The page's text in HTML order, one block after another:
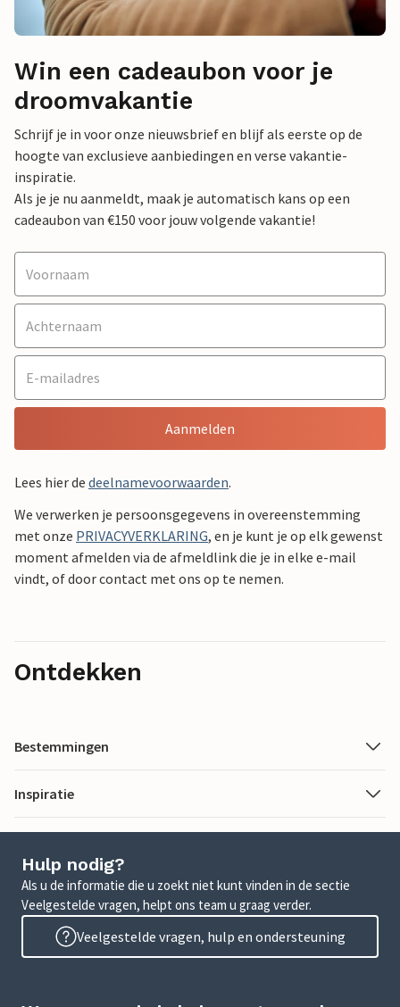
Win een cadeaubon voor je
droomvakantie
Schrijf je in voor onze nieuwsbrief en blijf als eerste op de
hoogte van exclusieve aanbiedingen en verse vakantie-
inspiratie.
Als je je nu aanmeldt, maak je automatisch kans op een
cadeaubon van €150 voor jouw volgende vakantie!
Aanmelden
Lees hier de deelnamevoorwaarden.
We verwerken je persoonsgegevens in overeenstemming
met onze PRIVACYVERKLARING, en je kunt je op elk gewenst
moment afmelden via de afmeldlink die je in elke e-mail
vindt, of door contact met ons op te nemen.
Ontdekken
Bestemmingen
Inspiratie
Hulp nodig?
Als u de informatie die u zoekt niet kunt vinden in de sectie
Veelgestelde vragen, helpt ons team u graag verder.
Veelgestelde vragen, hulp en ondersteuning